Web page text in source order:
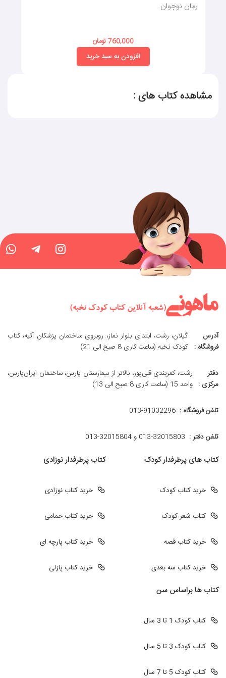
رمان نوجوان
760,000 تومان
افزودن به سبد خرید
مشاهده کتاب های :
آدرس
فروشگاه :
گیلان، رشت، ابتدای بلوار نماز، روبروی ساختمان پزشکان آتیه، کتاب
کودک نخبه (ساعت کاری 8 صبح الی 21)
دفتر
مرکزی :
رشت، کمربندی قلی‌پور، بالاتر از بیمارستان پارس، ساختمان ایران‌پارس،
واحد 15 (ساعت کاری 8 صبح الی 13)
تلفن فروشگاه : 013-91032296
تلفن دفتر : 013-32015803 و 32015804-013
کتاب های پرطرفدار کودک
خرید کتاب کودک
کتاب شعر کودک
خرید کتاب قصه
خرید کتاب سه بعدی
کتاب پرطرفدار نوزادی
خرید کتاب نوزادی
خرید کتاب حمامی
خرید کتاب پارچه ای
خرید کتاب پازلی
کتاب ها براساس سن
کتاب کودک 1 تا 3 سال
کتاب کودک 3 تا 5 سال
کتاب کودک 5 تا 7 سال